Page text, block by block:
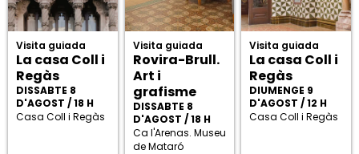
Visita guiada
La casa Coll i
Regàs
DISSABTE 8
D'AGOST / 18 H
Casa Coll i Regàs
Visita guiada
Rovira-Brull.
Art i
grafisme
DISSABTE 8
D'AGOST / 18 H
Ca l'Arenas. Museu
de Mataró
Visita guiada
La casa Coll i
Regàs
DIUMENGE 9
D'AGOST / 12 H
Casa Coll i Regàs